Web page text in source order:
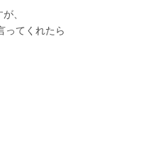
、
ってくれたら